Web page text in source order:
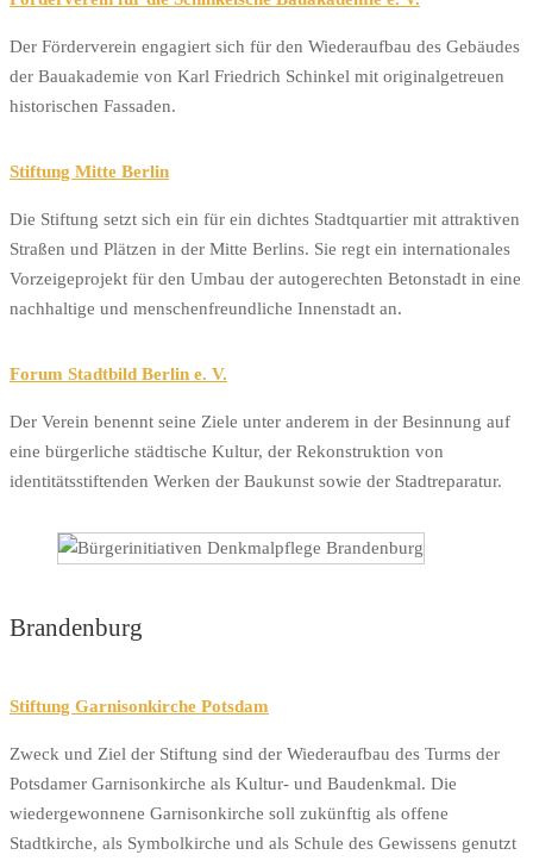
Der Förderverein engagiert sich für den Wiederaufbau des Gebäudes
der Bauakademie von Karl Friedrich Schinkel mit originalgetreuen
histo­rischen Fassaden.
Stiftung Mitte Berlin
Die Stiftung setzt sich ein für ein dichtes Stadtquartier mit attraktiven
Straßen und Plätzen in der Mitte Berlins. Sie regt ein internationales
Vorzeigeprojekt für den Umbau der autogerechten Betonstadt in eine
nachhaltige und menschenfreundliche Innenstadt an.
Forum Stadtbild Berlin e. V.
Der Verein benennt seine Ziele unter anderem in der Besinnung auf
eine bürgerliche städtische Kultur, der Rekonstruktion von
identitätsstiftenden Werken der Baukunst sowie der Stadtreparatur.
Brandenburg
Stiftung Garnisonkirche Potsdam
Zweck und Ziel der Stiftung sind der Wiederaufbau des Turms der
Potsdamer Garnisonkirche als Kultur- und Baudenkmal. Die
wiedergewonnene Garnisonkirche soll zukünftig als offene
Stadtkirche, als Symbolkirche und als Schule des Gewissens genutzt